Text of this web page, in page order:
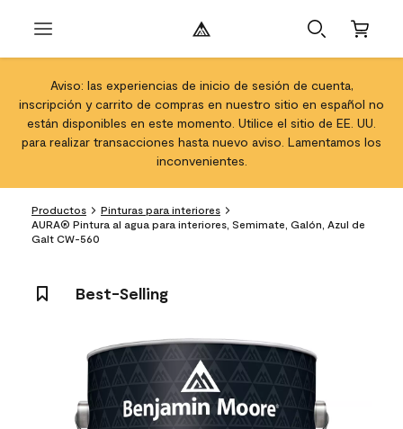
Aviso: las experiencias de inicio de sesión de cuenta,
inscripción y carrito de compras en nuestro sitio en español no
están disponibles en este momento. Utilice el sitio de EE. UU.
para realizar transacciones hasta nuevo aviso. Lamentamos los
inconvenientes.
Productos
Pinturas para interiores
AURA® Pintura al agua para interiores, Semimate, Galón, Azul de
Galt CW-560
Best-Selling